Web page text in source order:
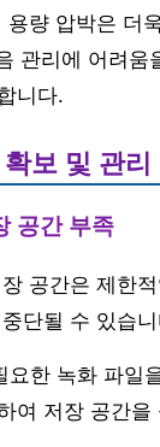
용량 압박은 더
관리에 어려움
니다.
보 및 관리
공간 부족
공간은 제한
단될 수 있습
요한 녹화 파일
여 저장 공간을